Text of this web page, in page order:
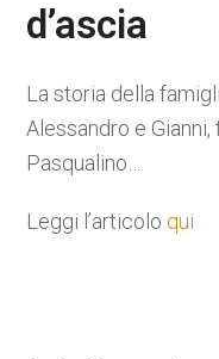
d’ascia
La storia della
Alessandro e
Pasqualino…
Leggi l’articolo qui